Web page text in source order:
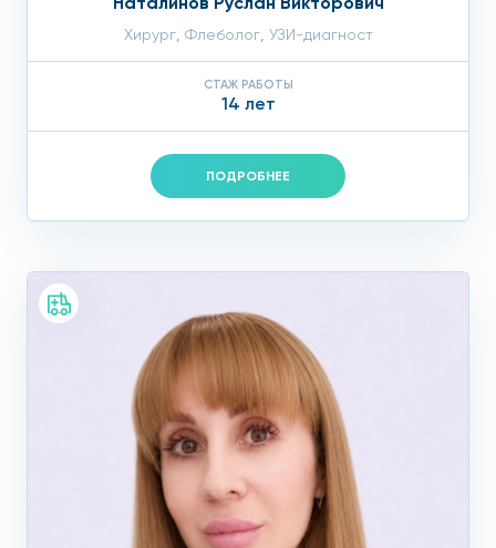
Хирург, Флеболог, УЗИ-диагност
СТАЖ РАБОТЫ
14 лет
ПОДРОБНЕЕ